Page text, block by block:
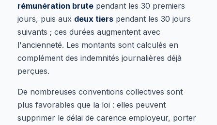
rémunération brute pendant les 30 premiers
jours, puis aux deux tiers pendant les 30 jours
suivants ; ces durées augmentent avec
l'ancienneté. Les montants sont calculés en
complément des indemnités journalières déjà
perçues.
De nombreuses conventions collectives sont
plus favorables que la loi : elles peuvent
supprimer le délai de carence employeur, porter